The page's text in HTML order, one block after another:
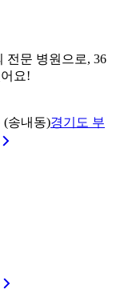
전문 병원으로, 36
요!
(송내동)경기도 부